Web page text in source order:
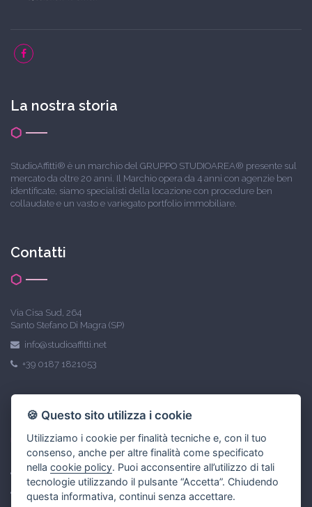
La nostra storia
StudioAffitti® è un marchio del GRUPPO STUDIOAREA® presente sul
mercato da oltre 20 anni. Il Marchio opera da 4 anni con agenzie ben
identificate, siamo specialisti della locazione con procedure ben
collaudate e un vasto e variegato portfolio immobiliare.
Contatti
Via Cisa Sud, 264
Santo Stefano Di Magra (SP)
info@studioaffitti.net
+39 0187 1821053
Link utili
Privacy policy
Gestisci Cookie Policy
🍪 Questo sito utilizza i cookie
Utilizziamo i cookie per finalità tecniche e, con il tuo
consenso, anche per altre finalità come specificato
nellacookie policy. Puoi acconsentire all’utilizzo di tali
tecnologie utilizzando il pulsante “Accetta”. Chiudendo
questa informativa, continui senza accettare.